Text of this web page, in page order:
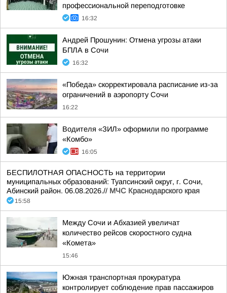
профессиональной переподготовке
16:32
Андрей Прошунин: Отмена угрозы атаки
БПЛА в Сочи
16:32
«Победа» скорректировала расписание из-за
ограничений в аэропорту Сочи
16:22
Водителя «ЗИЛ» оформили по программе
«Комбо»
16:05
БЕСПИЛОТНАЯ ОПАСНОСТЬ на территории
муниципальных образований: Туапсинский округ, г. Сочи,
Абинский район. 06.08.2026.// МЧС Краснодарского края
15:58
Между Сочи и Абхазией увеличат
количество рейсов скоростного судна
«Комета»
15:46
Южная транспортная прокуратура
контролирует соблюдение прав пассажиров